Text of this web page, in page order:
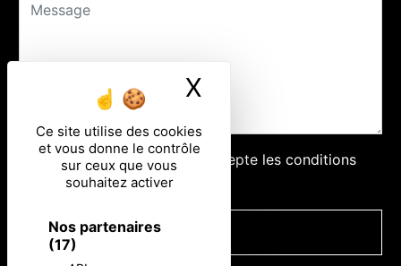
Ce site utilise des cookies
et vous donne le contrôle
sur ceux que vous
souhaitez activer
Nos partenaires
(17)
X
En cochant cette case, j'accepte les conditions
particulières ci-dessous **